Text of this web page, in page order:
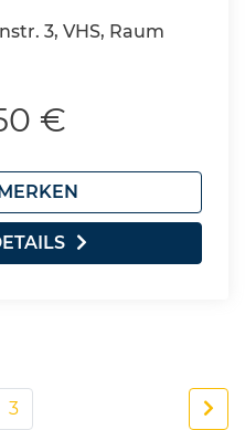
3, VHS, Raum
€
3